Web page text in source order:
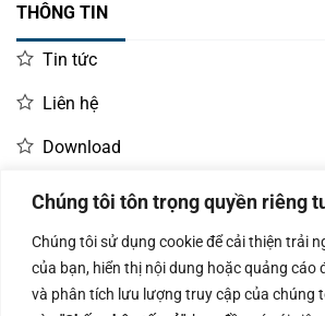
Chúng tôi tôn trọng quyền riêng
Chúng tôi sử dụng cookie để cải thiện trải
của bạn, hiển thị nội dung hoặc quảng cáo
và phân tích lưu lượng truy cập của chúng
THÔNG TIN
Tin tức
Liên hệ
Download
LIÊN HỆ MUA HÀNG
Kinh doanh:
0966.93.1717
KD Dự Án:
835 345